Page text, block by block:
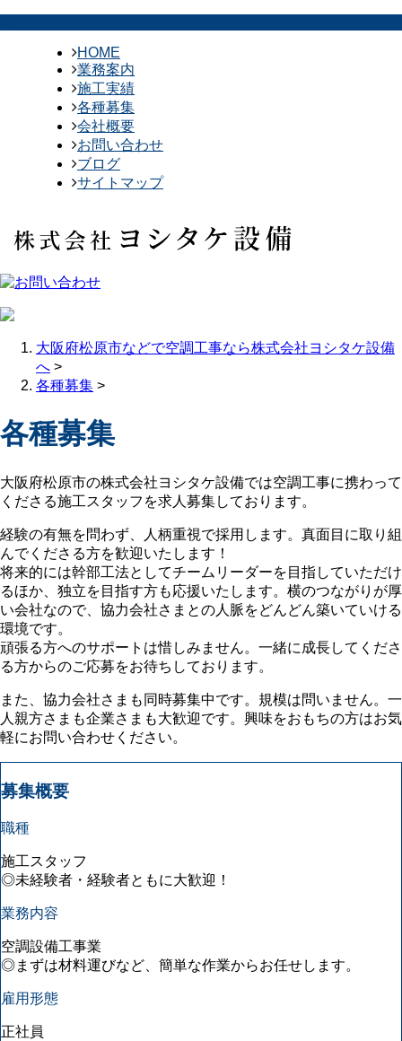
HOME
業務案内
施工実績
各種募集
会社概要
お問い合わせ
ブログ
サイトマップ
大阪府松原市などで空調工事なら株式会社ヨシタケ設備
へ >
各種募集 >
各種募集
大阪府松原市の株式会社ヨシタケ設備では空調工事に携わって
くださる施工スタッフを求人募集しております。
経験の有無を問わず、人柄重視で採用します。真面目に取り組
んでくださる方を歓迎いたします！
将来的には幹部工法としてチームリーダーを目指していただけ
るほか、独立を目指す方も応援いたします。横のつながりが厚
い会社なので、協力会社さまとの人脈をどんどん築いていける
環境です。
頑張る方へのサポートは惜しみません。一緒に成長してくださ
る方からのご応募をお待ちしております。
また、協力会社さまも同時募集中です。規模は問いません。一
人親方さまも企業さまも大歓迎です。興味をおもちの方はお気
軽にお問い合わせください。
募集概要
職種
施工スタッフ
◎未経験者・経験者ともに大歓迎！
業務内容
空調設備工事業
◎まずは材料運びなど、簡単な作業からお任せします。
雇用形態
正社員